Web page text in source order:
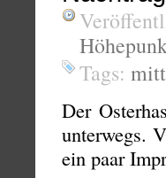
Tags:
Der
unterwegs.
ein paar